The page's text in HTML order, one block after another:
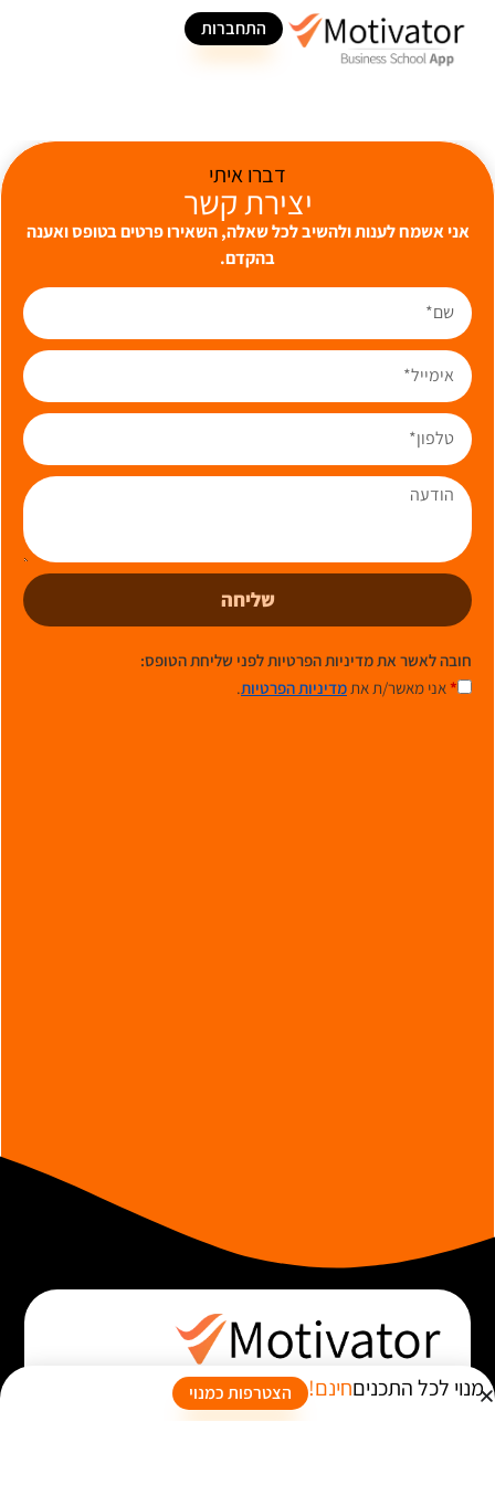
התחברות
דברו איתי
יצירת קשר
אני אשמח לענות ולהשיב לכל שאלה, השאירו פרטים בטופס ואענה
בהקדם.
שליחה
חובה לאשר את מדיניות הפרטיות לפני שליחת הטופס:
*אני מאשר/ת אתמדיניות הפרטיות.
מוטי אלוני, מנטור ומומחה למשא ומתן נותן הרצאות ומאמן
מנוי לכל התכניםחינם! הצטרפות כמנוי